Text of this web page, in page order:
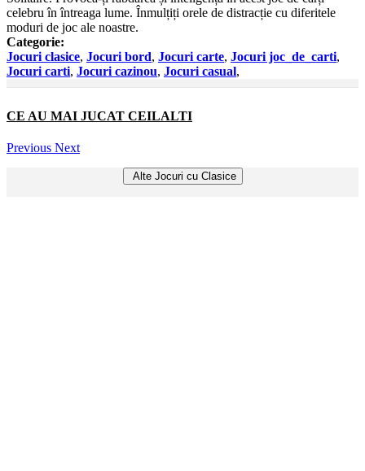
celebru în întreaga lume. Înmulțiți orele de distracție cu diferitele
moduri de joc ale noastre.
Categorie:
Jocuri clasice, Jocuri bord, Jocuri carte, Jocuri joc_de_carti,
Jocuri carti, Jocuri cazinou, Jocuri casual,
CE AU MAI JUCAT CEILALTI
Previous Next
Alte Jocuri cu Clasice